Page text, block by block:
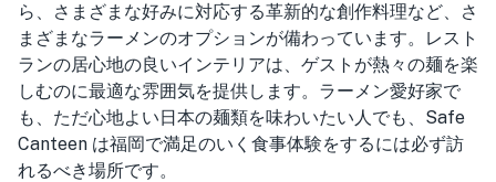
ら、さまざまな好みに対応する革新的な創作料理など、さ
まざまなラーメンのオプションが備わっています。レスト
ランの居心地の良いインテリアは、ゲストが熱々の麺を楽
しむのに最適な雰囲気を提供します。ラーメン愛好家で
も、ただ心地よい日本の麺類を味わいたい人でも、Safe
Canteen は福岡で満足のいく食事体験をするには必ず訪
れるべき場所です。